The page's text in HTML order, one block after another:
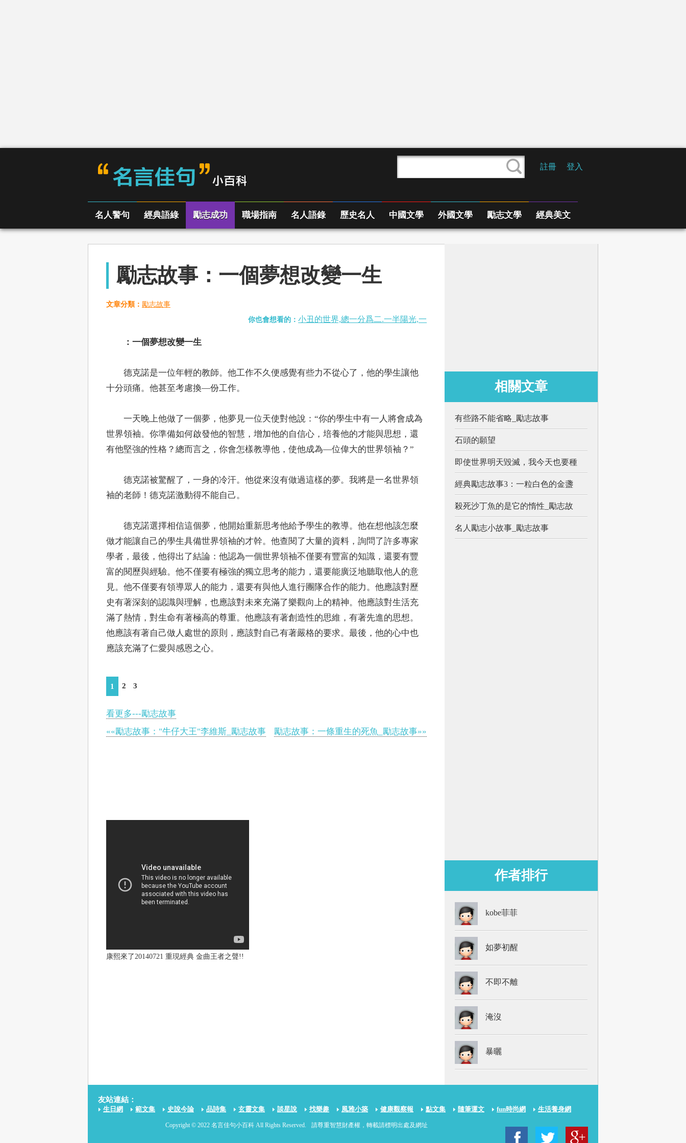
註冊 登入
名人警句 經典語綠 勵志成功 職場指南 名人語錄 歷史名人 中國文學 外國文學 勵志文學 經典美文
勵志故事：一個夢想改變一生
文章分類： 勵志故事
你也會想看的：小丑的世界,總一分爲二.一半陽光,一
：一個夢想改變一生
德克諾是一位年輕的教師。他工作不久便感覺有些力不從心了，他的學生讓他
十分頭痛。他甚至考慮換—份工作。
一天晚上他做了一個夢，他夢見一位天使對他說：“你的學生中有一人將會成為
世界領袖。你準備如何啟發他的智慧，增加他的自信心，培養他的才能與思想，還
有他堅強的性格？總而言之，你會怎樣教導他，使他成為—位偉大的世界領袖？”
德克諾被驚醒了，一身的冷汗。他從來沒有做過這樣的夢。我將是一名世界領
袖的老師！德克諾激動得不能自己。
德克諾選擇相信這個夢，他開始重新思考他給予學生的教導。他在想他該怎麼
做才能讓自己的學生具備世界領袖的才幹。他查閱了大量的資料，詢問了許多專家
學者，最後，他得出了結論：他認為一個世界領袖不僅要有豐富的知識，還要有豐
富的閱歷與經驗。他不僅要有極強的獨立思考的能力，還要能廣泛地聽取他人的意
見。他不僅要有領導眾人的能力，還要有與他人進行團隊合作的能力。他應該對歷
史有著深刻的認識與理解，也應該對未來充滿了樂觀向上的精神。他應該對生活充
滿了熱情，對生命有著極高的尊重。他應該有著創造性的思維，有著先進的思想。
他應該有著自己做人處世的原則，應該對自己有著嚴格的要求。最後，他的心中也
應該充滿了仁愛與感恩之心。
1 2 3
看更多---勵志故事
««勵志故事："牛仔大王"李維斯_勵志故事
勵志故事：一條重生的死魚_勵志故事»»
康熙來了20140721 重現經典 金曲王者之聲!!
相關文章
有些路不能省略_勵志故事
石頭的願望
即使世界明天毀滅，我今天也要種
經典勵志故事3：一粒白色的金盞
殺死沙丁魚的是它的惰性_勵志故
名人勵志小故事_勵志故事
作者排行
kobe菲菲
如夢初醒
不即不離
淹沒
暴曬
友站連結：
生日網 範文集 史說今論 品詩集 玄靈文集 談星說 找樂趣 風雅小築 健康觀察報 點文集 隨筆運文 fun時尚網 生活養身網
Copyright © 2022 名言佳句小百科 All Rights Reserved. 請尊重智慧財產權，轉載請標明出處及網址